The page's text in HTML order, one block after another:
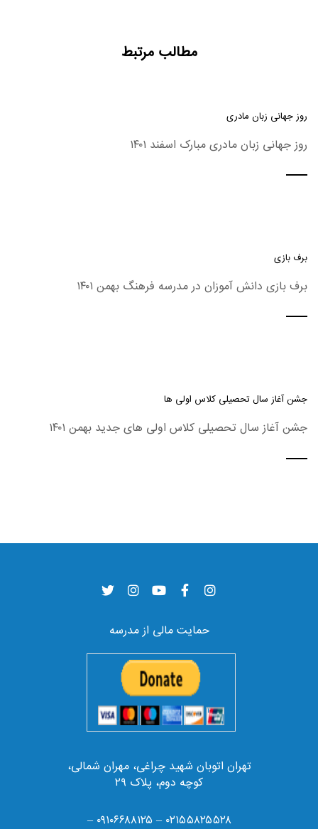
مطالب مرتبط
روز جهانی زبان مادری
روز جهانی زبان مادری مبارک اسفند ۱۴۰۱
برف بازی
برف بازی دانش آموزان در مدرسه فرهنگ بهمن ۱۴۰۱
جشن آغاز سال تحصیلی کلاس اولی ها
جشن آغاز سال تحصیلی کلاس اولی های جدید بهمن ۱۴۰۱
حمایت مالی از مدرسه
تهران اتوبان شهید چراغی، مهران شمالی،
کوچه دوم، پلاک ۲۹
۰۲۱۵۵۸۲۵۵۲۸ – ۰۹۱۰۶۶۸۸۱۲۵ –